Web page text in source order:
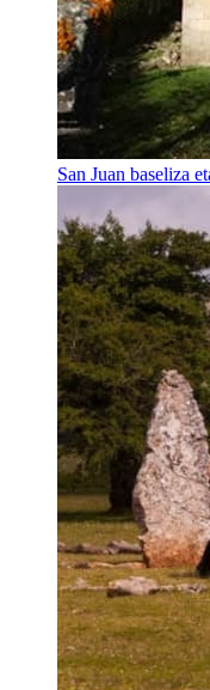
San Juan baseliza